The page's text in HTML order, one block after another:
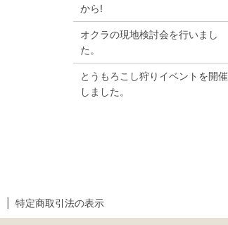
から!
オクラの現地検討会を行いまし
た。
とうもろこし狩りイベントを開催
しました。
特定商取引法の表示